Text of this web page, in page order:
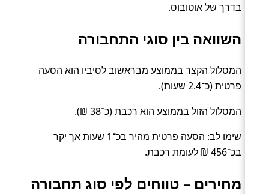
בדרך של אוטובוס.
השוואה בין סוגי התחבורה
המסלול הקצר בממוצע מבראשוב לסיביו הוא הסעה
פרטית (כ־2.4 שעות).
המסלול הזול בממוצע הוא רכבת (כ־38 ₪).
שימו לב: הסעה פרטית מהיר בכ־1 שעות אך יקר
בכ־456 ₪ לעומת רכבת.
מחירים – טווחים לפי סוג תחבורה